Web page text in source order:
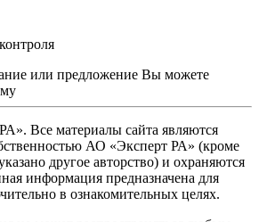
или предложение Вы можете
Все материалы сайта являются
АО «Эксперт РА» (кроме
другое авторство) и охраняются
информация предназначена для
в ознакомительных целях.